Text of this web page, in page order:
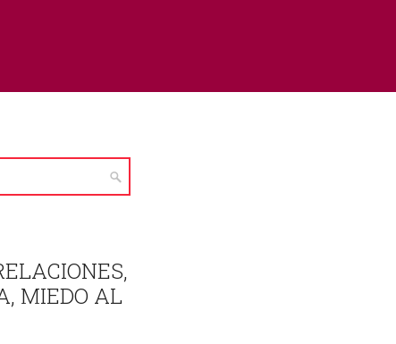
MIEDO AL